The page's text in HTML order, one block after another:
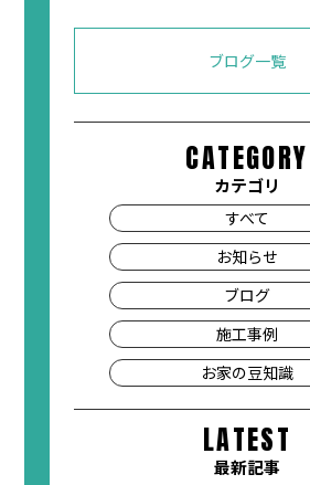
ブログ一覧
CATEGORY
カテゴリ
すべて
お知らせ
ブログ
施工事例
お家の豆知識
LATEST
最新記事